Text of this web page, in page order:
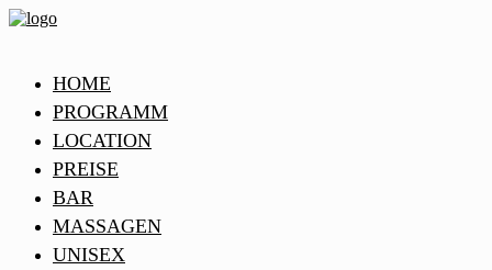
HOME
PROGRAMM
LOCATION
PREISE
BAR
MASSAGEN
UNISEX